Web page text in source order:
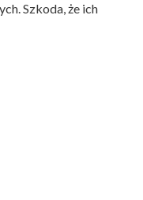
Szkoda, że ich